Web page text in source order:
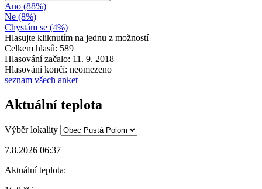
Ano (88%)
Ne (8%)
Chystám se (4%)
Hlasujte kliknutím na jednu z možností
Celkem hlasů: 589
Hlasování začalo: 11. 9. 2018
Hlasování končí: neomezeno
seznam všech anket
Aktuální teplota
Výběr lokality
7.8.2026 06:37
Aktuální teplota: